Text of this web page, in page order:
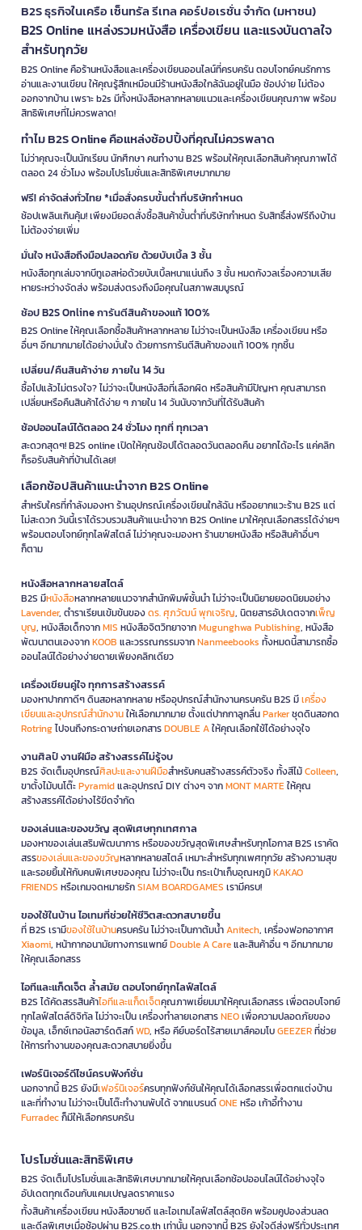
B2S ธุรกิจในเครือ เซ็นทรัล รีเทล คอร์ปอเรชั่น จำกัด (มหาชน)
B2S Online แหล่งรวมหนังสือ เครื่องเขียน และแรงบันดาลใจ
สำหรับทุกวัย
B2S Online คือร้านหนังสือและเครื่องเขียนออนไลน์ที่ครบครัน ตอบโจทย์คนรักการ
อ่านและงานเขียน ให้คุณรู้สึกเหมือนมีร้านหนังสือใกล้ฉันอยู่ในมือ ช้อปง่าย ไม่ต้อง
ออกจากบ้าน เพราะ b2s มีทั้งหนังสือหลากหลายแนวและเครื่องเขียนคุณภาพ พร้อม
สิทธิพิเศษที่ไม่ควรพลาด!
ทำไม B2S Online คือแหล่งช้อปปิ้งที่คุณไม่ควรพลาด
ไม่ว่าคุณจะเป็นนักเรียน นักศึกษา คนทำงาน B2S พร้อมให้คุณเลือกสินค้าคุณภาพได้
ตลอด 24 ชั่วโมง พร้อมโปรโมชั่นและสิทธิพิเศษมากมาย
ฟรี! ค่าจัดส่งทั่วไทย *เมื่อสั่งครบขั้นต่ำที่บริษัทกำหนด
ช้อปเพลินเกินคุ้ม! เพียงมียอดสั่งซื้อสินค้าขั้นต่ำที่บริษัทกำหนด รับสิทธิ์ส่งฟรีถึงบ้าน
ไม่ต้องจ่ายเพิ่ม
มั่นใจ หนังสือถึงมือปลอดภัย ด้วยบับเบิ้ล 3 ชั้น
หนังสือทุกเล่มจากบีทูเอสห่อด้วยบับเบิ้ลหนาแน่นถึง 3 ชั้น หมดกังวลเรื่องความเสีย
หายระหว่างจัดส่ง พร้อมส่งตรงถึงมือคุณในสภาพสมบูรณ์
ช้อป B2S Online การันตีสินค้าของแท้ 100%
B2S Online ให้คุณเลือกซื้อสินค้าหลากหลาย ไม่ว่าจะเป็นหนังสือ เครื่องเขียน หรือ
อื่นๆ อีกมากมายได้อย่างมั่นใจ ด้วยการการันตีสินค้าของแท้ 100% ทุกชิ้น
เปลี่ยน/คืนสินค้าง่าย ภายใน 14 วัน
ซื้อไปแล้วไม่ตรงใจ? ไม่ว่าจะเป็นหนังสือที่เลือกผิด หรือสินค้ามีปัญหา คุณสามารถ
เปลี่ยนหรือคืนสินค้าได้ง่าย ๆ ภายใน 14 วันนับจากวันที่ได้รับสินค้า
ช้อปออนไลน์ได้ตลอด 24 ชั่วโมง ทุกที่ ทุกเวลา
สะดวกสุดๆ! B2S online เปิดให้คุณช้อปได้ตลอดวันตลอดคืน อยากได้อะไร แค่คลิก
ก็รอรับสินค้าที่บ้านได้เลย!
เลือกช้อปสินค้าแนะนำจาก B2S Online
สำหรับใครที่กำลังมองหา ร้านอุปกรณ์เครื่องเขียนใกล้ฉัน หรืออยากแวะร้าน B2S แต่
ไม่สะดวก วันนี้เราได้รวบรวมสินค้าแนะนำจาก B2S Online มาให้คุณเลือกสรรได้ง่ายๆ
พร้อมตอบโจทย์ทุกไลฟ์สไตล์ ไม่ว่าคุณจะมองหา ร้านขายหนังสือ หรือสินค้าอื่นๆ
ก็ตาม
หนังสือหลากหลายสไตล์
B2S มีหนังสือหลากหลายแนวจากสำนักพิมพ์ชั้นนำ ไม่ว่าจะเป็นนิยายยอดนิยมอย่าง
Lavender, ตำราเรียนเข้มข้นของดร. ศุภวัฒน์ พุกเจริญ, นิตยสารอัปเดตจากเพ็ญ
บุญ, หนังสือเด็กจากMIS หนังสือจิตวิทยาจากMugunghwa Publishing, หนังสือ
พัฒนาตนเองจากKOOB และวรรณกรรมจากNanmeebooks ทั้งหมดนี้สามารถซื้อ
ออนไลน์ได้อย่างง่ายดายเพียงคลิกเดียว
เครื่องเขียนคู่ใจ ทุกการสร้างสรรค์
มองหาปากกาดีๆ ดินสอหลากหลาย หรืออุปกรณ์สำนักงานครบครัน B2S มีเครื่อง
เขียนและอุปกรณ์สำนักงานให้เลือกมากมาย ตั้งแต่ปากกาลูกลื่นParkerชุดดินสอกด
Rotringไปจนถึงกระดาษถ่ายเอกสารDOUBLE Aให้คุณเลือกใช้ได้อย่างจุใจ
งานศิลป์ งานฝีมือ สร้างสรรค์ไม่รู้จบ
B2S จัดเต็มอุปกรณ์ศิลปะและงานฝีมือสำหรับคนสร้างสรรค์ตัวจริง ทั้งสีไม้Colleen,
ขาตั้งไม้บนโต๊ะPyramidและอุปกรณ์ DIY ต่างๆ จากMONT MARTEให้คุณ
สร้างสรรค์ได้อย่างไร้ขีดจำกัด
ของเล่นและของขวัญ สุดพิเศษทุกเทศกาล
มองหาของเล่นเสริมพัฒนาการ หรือของขวัญสุดพิเศษสำหรับทุกโอกาส B2S เราคัด
สรรของเล่นและของขวัญหลากหลายสไตล์ เหมาะสำหรับทุกเพศทุกวัย สร้างความสุข
และรอยยิ้มให้กับคนพิเศษของคุณ ไม่ว่าจะเป็น กระเป๋าเก็บอุณหภูมิKAKAO
FRIENDS หรือเกมจดหมายรักSIAM BOARDGAMES เรามีครบ!
ของใช้ในบ้าน ไอเทมที่ช่วยให้ชีวิตสะดวกสบายขึ้น
ที่ B2S เรามีของใช้ในบ้านครบครัน ไม่ว่าจะเป็นกาต้มน้ำAnitech, เครื่องฟอกอากาศ
Xiaomi, หน้ากากอนามัยทางการแพทย์Double A Careและสินค้าอื่น ๆ อีกมากมาย
ให้คุณเลือกสรร
ไอทีและแก็ดเจ็ต ล้ำสมัย ตอบโจทย์ทุกไลฟ์สไตล์
B2S ได้คัดสรรสินค้าไอทีและแก็ดเจ็ตคุณภาพเยี่ยมมาให้คุณเลือกสรร เพื่อตอบโจทย์
ทุกไลฟ์สไตล์ดิจิทัล ไม่ว่าจะเป็น เครื่องทำลายเอกสารNEOเพื่อความปลอดภัยของ
ข้อมูล, เอ็กซ์เทอนัลฮาร์ดดิสก์WD, หรือ คีย์บอร์ดไร้สายเมาส์คอมโบGEEZERที่ช่วย
ให้การทำงานของคุณสะดวกสบายยิ่งขึ้น
เฟอร์นิเจอร์ดีไซน์ครบฟังก์ชั่น
นอกจากนี้ B2S ยังมีเฟอร์นิเจอร์ครบทุกฟังก์ชันให้คุณได้เลือกสรรเพื่อตกแต่งบ้าน
และที่ทำงาน ไม่ว่าจะเป็นโต๊ะทำงานพับได้ จากแบรนด์ONEหรือ เก้าอี้ทำงาน
Furradecก็มีให้เลือกครบครัน
โปรโมชั่นและสิทธิพิเศษ
B2S จัดเต็มโปรโมชั่นและสิทธิพิเศษมากมายให้คุณเลือกช้อปออนไลน์ได้อย่างจุใจ
อัปเดตทุกเดือนกับแคมเปญลดราคาแรง
ทั้งสินค้าเครื่องเขียน หนังสือขายดี และไอเทมไลฟ์สไตล์สุดชิค พร้อมคูปองส่วนลด
และดีลพิเศษเมื่อช้อปผ่าน B2S.co.th เท่านั้น นอกจากนี้ B2S ยังใจดีส่งฟรีทั่วประเทศ